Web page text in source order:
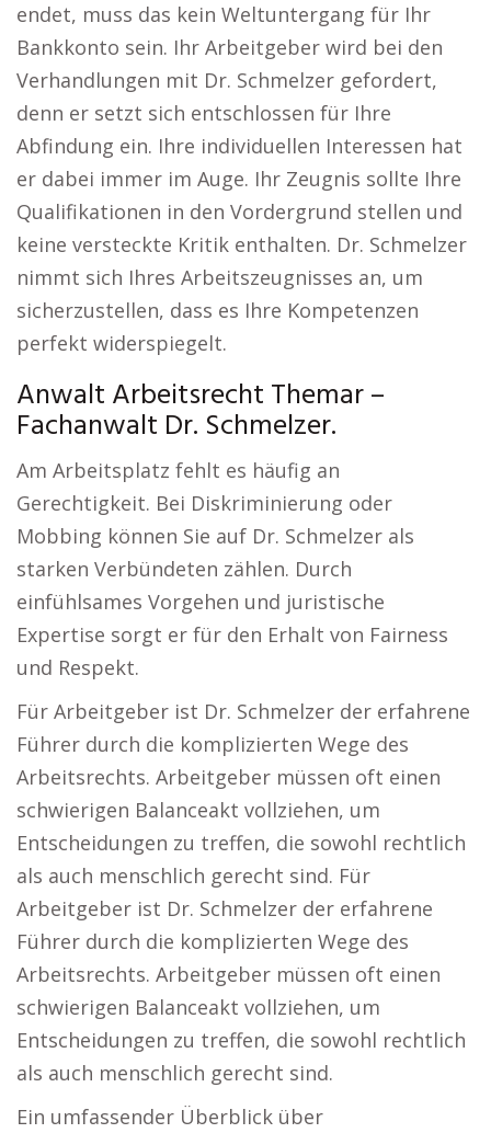
endet, muss das kein Weltuntergang für Ihr
Bankkonto sein. Ihr Arbeitgeber wird bei den
Verhandlungen mit Dr. Schmelzer gefordert,
denn er setzt sich entschlossen für Ihre
Abfindung ein. Ihre individuellen Interessen hat
er dabei immer im Auge. Ihr Zeugnis sollte Ihre
Qualifikationen in den Vordergrund stellen und
keine versteckte Kritik enthalten. Dr. Schmelzer
nimmt sich Ihres Arbeitszeugnisses an, um
sicherzustellen, dass es Ihre Kompetenzen
perfekt widerspiegelt.
Anwalt Arbeitsrecht Themar –
Fachanwalt Dr. Schmelzer.
Am Arbeitsplatz fehlt es häufig an
Gerechtigkeit. Bei Diskriminierung oder
Mobbing können Sie auf Dr. Schmelzer als
starken Verbündeten zählen. Durch
einfühlsames Vorgehen und juristische
Expertise sorgt er für den Erhalt von Fairness
und Respekt.
Für Arbeitgeber ist Dr. Schmelzer der erfahrene
Führer durch die komplizierten Wege des
Arbeitsrechts. Arbeitgeber müssen oft einen
schwierigen Balanceakt vollziehen, um
Entscheidungen zu treffen, die sowohl rechtlich
als auch menschlich gerecht sind. Für
Arbeitgeber ist Dr. Schmelzer der erfahrene
Führer durch die komplizierten Wege des
Arbeitsrechts. Arbeitgeber müssen oft einen
schwierigen Balanceakt vollziehen, um
Entscheidungen zu treffen, die sowohl rechtlich
als auch menschlich gerecht sind.
Ein umfassender Überblick über